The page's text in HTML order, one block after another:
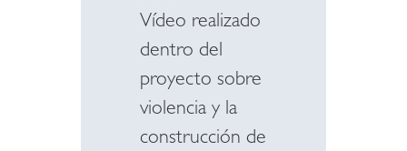
Vídeo realizado
dentro del
proyecto sobre
violencia y la
construcción de